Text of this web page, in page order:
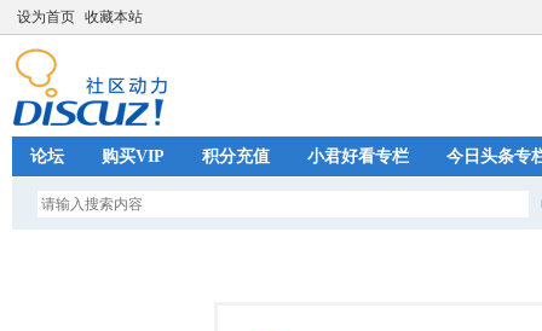
设为首页 收藏本站
论坛 购买VIP 积分充值 小君好看专栏 今日头条专